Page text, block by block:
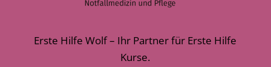
Erste Hilfe Wolf – Ihr Partner für Erste Hilfe
Kurse.